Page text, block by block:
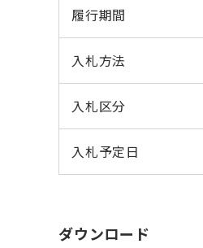
履行期間
入札方法
入札区分
入札予定日
ダウンロード